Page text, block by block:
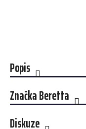
Popis
ZnačkaBeretta
Diskuze